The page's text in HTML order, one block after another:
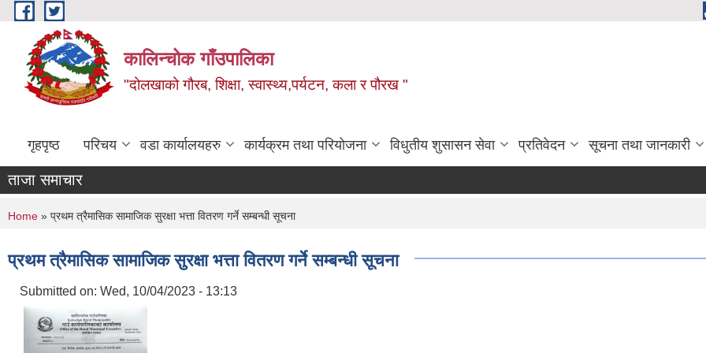
Skip to main content
कालिन्चोक गाँउपालिका
"दोलखाको गौरब, शिक्षा, स्वास्थ्य,पर्यटन, कला र पौरख "
गृहपृष्ठ परिचय वडा कार्यालयहरु कार्यक्रम तथा परियोजना विधुतीय शुसासन सेवा प्रतिवेदन सूचना तथा जानकारी
ताजा समाचार
You are here
Home » प्रथम त्रैमासिक सामाजिक सुरक्षा भत्ता वितरण गर्ने सम्बन्धी सूचना
प्रथम त्रैमासिक सामाजिक सुरक्षा भत्ता वितरण गर्ने सम्बन्धी सूचना
Submitted on: Wed, 10/04/2023 - 13:13